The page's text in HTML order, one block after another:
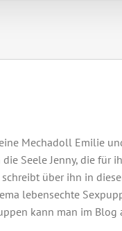
Mechadoll Emilie
Seele Jenny, die für
über ihn in
lebensechte
kann man im